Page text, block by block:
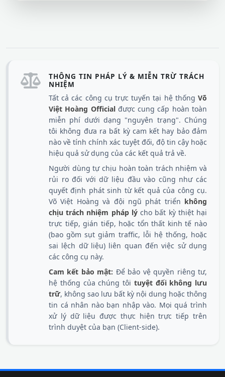
THÔNG TIN PHÁP LÝ & MIỄN TRỪ TRÁCH
NHIỆM
Tất cả các công cụ trực tuyến tại hệ thống Võ
Việt Hoàng Officialđược cung cấp hoàn toàn
miễn phí dưới dạng "nguyên trạng". Chúng
tôi không đưa ra bất kỳ cam kết hay bảo đảm
nào về tính chính xác tuyệt đối, độ tin cậy hoặc
hiệu quả sử dụng của các kết quả trả về.
Người dùng tự chịu hoàn toàn trách nhiệm và
rủi ro đối với dữ liệu đầu vào cũng như các
quyết định phát sinh từ kết quả của công cụ.
Võ Việt Hoàng và đội ngũ phát triển không
chịu trách nhiệm pháp lýcho bất kỳ thiệt hại
trực tiếp, gián tiếp, hoặc tổn thất kinh tế nào
(bao gồm sụt giảm traffic, lỗi hệ thống, hoặc
sai lệch dữ liệu) liên quan đến việc sử dụng
các công cụ này.
Cam kết bảo mật: Để bảo vệ quyền riêng tư,
hệ thống của chúng tôi tuyệt đối không lưu
trữ, không sao lưu bất kỳ nội dung hoặc thông
tin cá nhân nào bạn nhập vào. Mọi quá trình
xử lý dữ liệu được thực hiện trực tiếp trên
trình duyệt của bạn (Client-side).